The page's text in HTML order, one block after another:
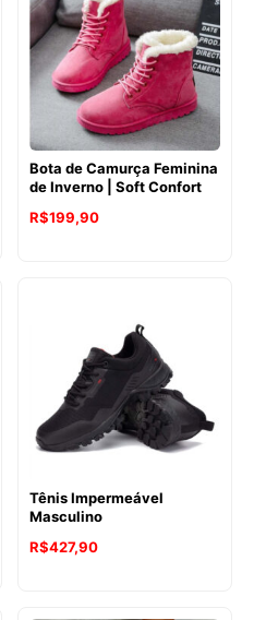
Bota de Camurça Feminina
de Inverno | Soft Confort
R$199,90
Tênis Impermeável
Masculino
R$427,90